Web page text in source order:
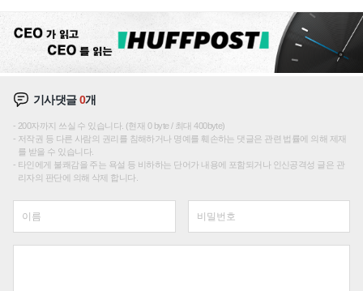
기사댓글0개
200자까지 쓰실 수 있습니다. (현재 0 byte / 최대 400byte)
저작권 등 다른 사람의 권리를 침해하거나 명예를 훼손하는 댓글은 관련 법률에 의해 제재
를 받을 수 있습니다.
타인에게 불쾌감을 주는 욕설 등 비하하는 단어가 내용에 포함되거나 인신공격성 글은 관
리자의 판단에 의해 삭제 합니다.